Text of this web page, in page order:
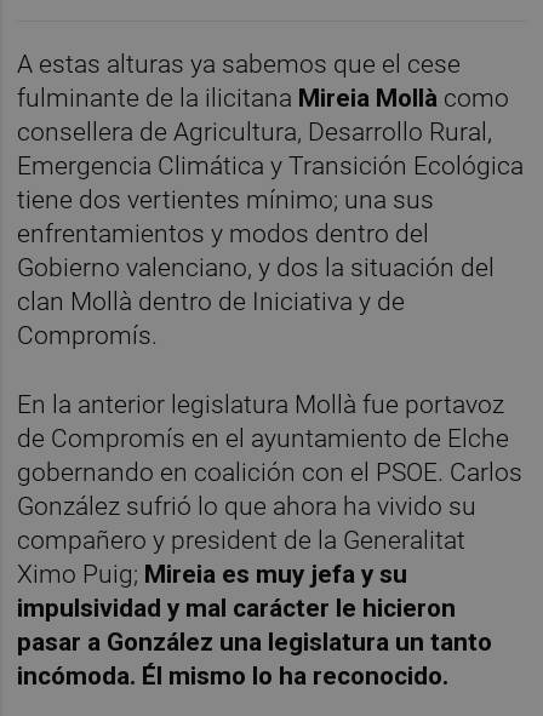
A estas alturas ya sabemos que el cese
fulminante de la ilicitana Mireia Mollà como
consellera de Agricultura, Desarrollo Rural,
Emergencia Climática y Transición Ecológica
tiene dos vertientes mínimo; una sus
enfrentamientos y modos dentro del
Gobierno valenciano, y dos la situación del
clan Mollà dentro de Iniciativa y de
Compromís.
En la anterior legislatura Mollà fue portavoz
de Compromís en el ayuntamiento de Elche
gobernando en coalición con el PSOE. Carlos
González sufrió lo que ahora ha vivido su
compañero y president de la Generalitat
Ximo Puig; Mireia es muy jefa y su
impulsividad y mal carácter le hicieron
pasar a González una legislatura un tanto
incómoda. Él mismo lo ha reconocido.